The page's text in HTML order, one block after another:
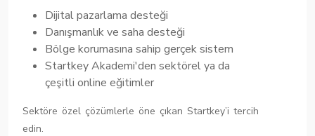
Dijital pazarlama desteği
Danışmanlık ve saha desteği
Bölge korumasına sahip gerçek sistem
Startkey Akademi'den sektörel ya da
çeşitli online eğitimler
Sektöre özel çözümlerle öne çıkan Startkey’i tercih
edin.